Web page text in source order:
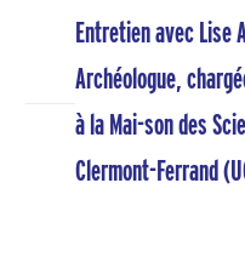
Entretien avec Lise
Archéologue,
à la Mai-son des
Clermont-Ferrand